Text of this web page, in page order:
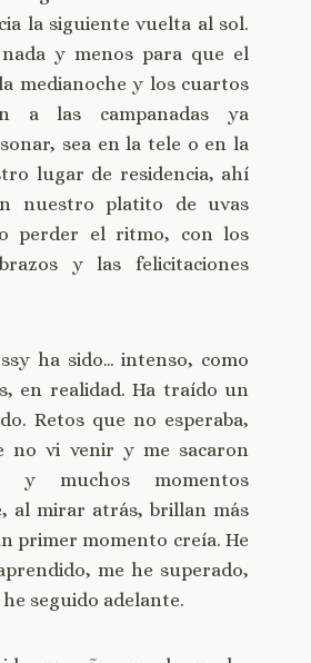
la siguiente vuelta al sol.
y menos para que el
medianoche y los cuartos
a las campanadas ya
sea en la tele o en la
lugar de residencia, ahí
nuestro platito de uvas
perder el ritmo, con los
y las felicitaciones
ha sido… intenso, como
en realidad. Ha traído un
Retos que no esperaba,
no vi venir y me sacaron
y muchos momentos
al mirar atrás, brillan más
primer momento creía. He
me he superado,
seguido adelante.